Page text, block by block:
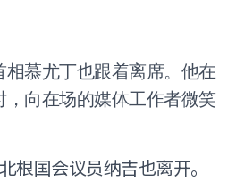
慕尤丁也跟着离席。他在
向在场的媒体工作者微笑
根国会议员纳吉也离开。